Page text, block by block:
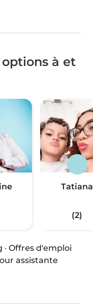
à et
Tatiana
(2)
· Offres d'emploi
assistante